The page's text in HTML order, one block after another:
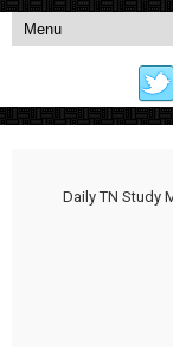
Daily TN Study